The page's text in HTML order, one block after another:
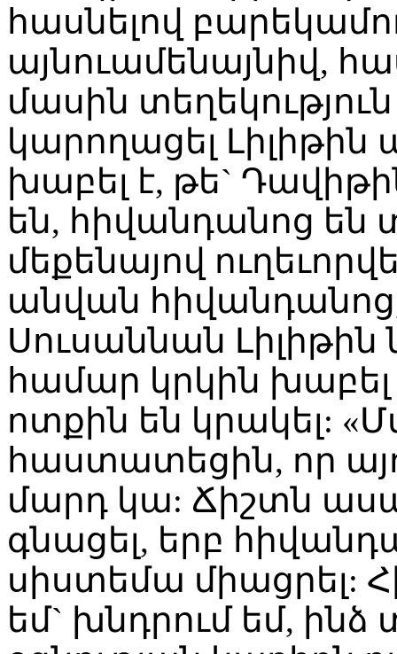
հասնելով
այնուամենայնիվ,
մասին
կարողացել
խաբել է, թե`
են, հիվանդանոց
մեքենայով
անվան
Սուսաննան
համար կրկին խաբել
ոտքին են կրակել:
հաստատեցին, որ
մարդ կա: Ճիշտն
գնացել, երբ
սիստեմա միացրել:
եմ` խնդրում եմ,